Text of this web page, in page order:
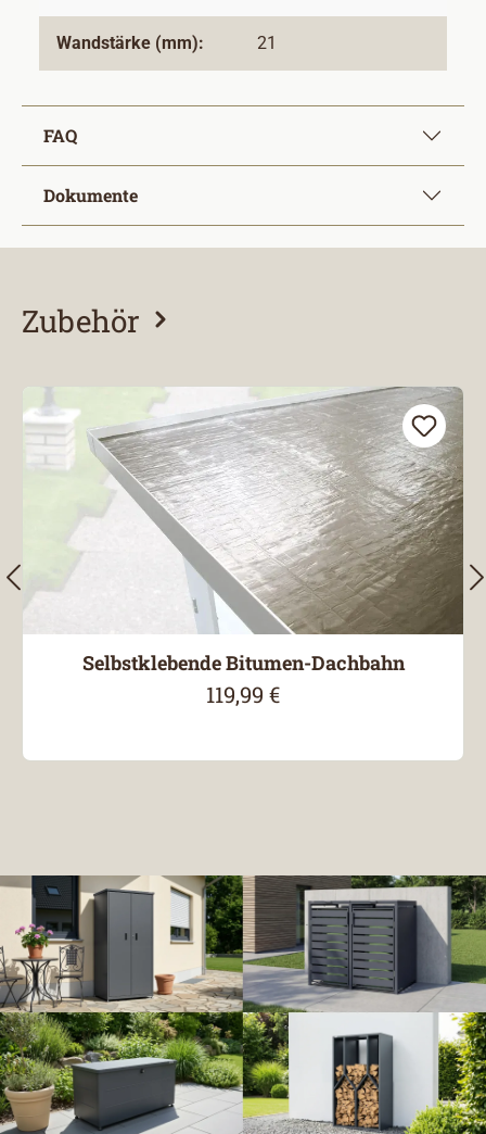
Wandstärke (mm): 21
FAQ
Dokumente
Zubehör
Selbstklebende Bitumen-Dachbahn
Regulärer Preis:
119,99 €